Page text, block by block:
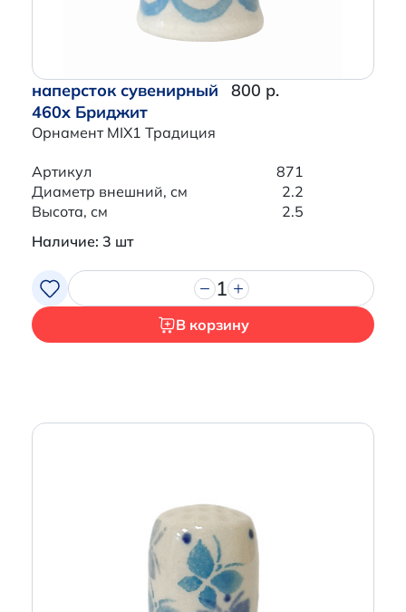
наперсток сувенирный
460x Бриджит
Орнамент MIX1 Традиция
800 р.
Артикул
871
Диаметр внешний, см
2.2
Высота, см
2.5
Наличие: 3 шт
1
В корзину